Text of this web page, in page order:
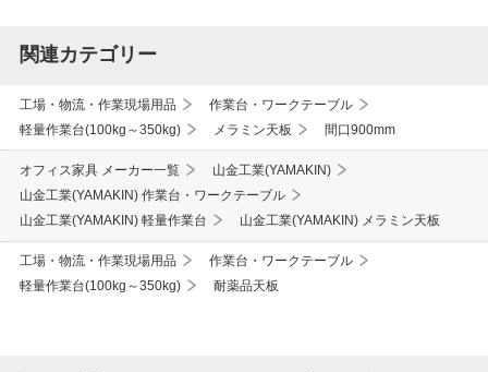
関連カテゴリー
工場・物流・作業現場用品
作業台・ワークテーブル
軽量作業台(100kg～350kg)
メラミン天板 間口900mm
オフィス家具 メーカー一覧
山金工業(YAMAKIN)
山金工業(YAMAKIN) 作業台・ワークテーブル
山金工業(YAMAKIN) 軽量作業台
山金工業(YAMAKIN) メラミン天板
工場・物流・作業現場用品
作業台・ワークテーブル
軽量作業台(100kg～350kg)
耐薬品天板